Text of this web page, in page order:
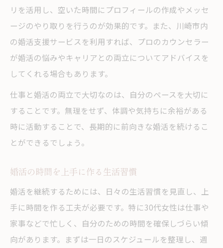
リを活用し、空いた時間にプロフィールの作成やメッセ
ージのやり取りを行うのが効果的です。また、川崎市内
の婚活支援サービスを利用すれば、プロのカウンセラー
が婚活の悩みやキャリアとの両立についてアドバイスを
してくれる場合もあります。
仕事と婚活の両立で大切なのは、自分のペースを大切に
することです。無理をせず、体調や気持ちに余裕がある
時に活動することで、長期的に前向きな婚活を続けるこ
とができるでしょう。
婚活の時間を上手に作る生活習慣
婚活を継続するためには、日々の生活習慣を見直し、上
手に時間を作る工夫が必要です。特に30代女性は仕事や
家事などで忙しく、自分のための時間を確保しづらい傾
向があります。まずは一日のスケジュールを整理し、週